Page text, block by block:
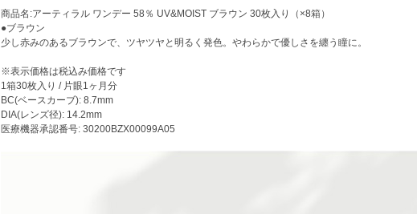
商品名:アーティラル ワンデー 58％ UV&MOIST ブラウン 30枚入り（×8箱）
●ブラウン
少し赤みのあるブラウンで、ツヤツヤと明るく発色。やわらかで優しさを纏う瞳に。
※表示価格は税込み価格です
1箱30枚入り / 片眼1ヶ月分
BC(ベースカーブ): 8.7mm
DIA(レンズ径): 14.2mm
医療機器承認番号: 30200BZX00099A05